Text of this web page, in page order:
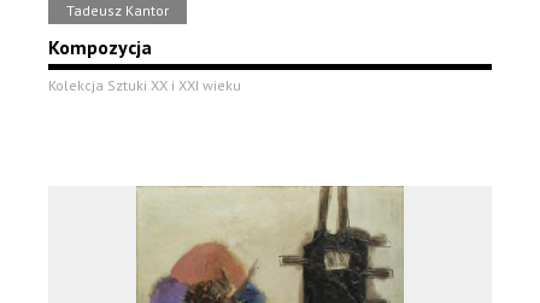
Tadeusz Kantor
Kompozycja
Kolekcja Sztuki XX i XXI wieku